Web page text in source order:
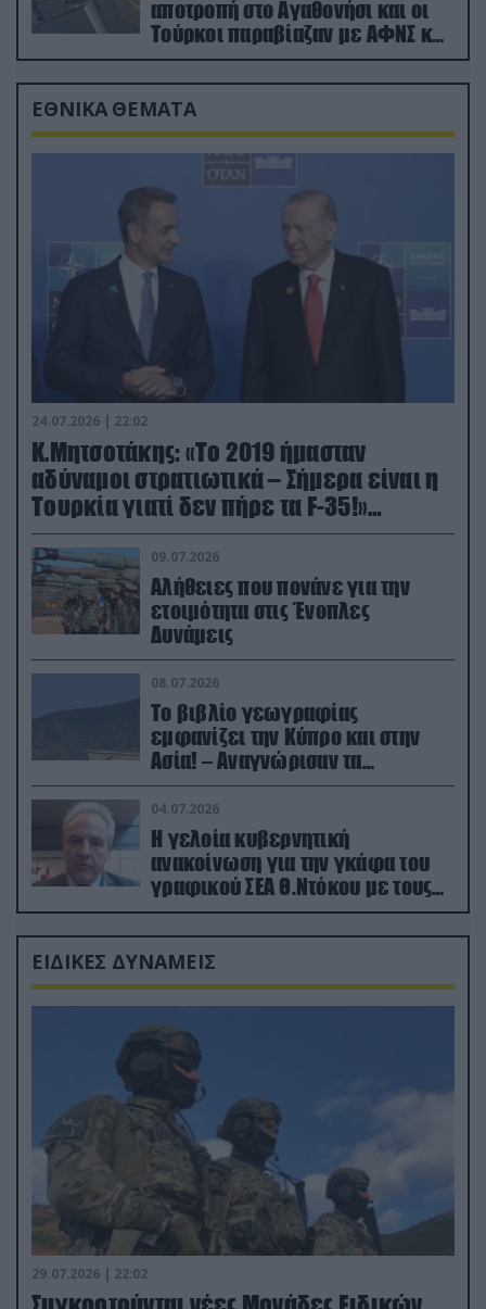
αποτροπή στο Αγαθονήσι και οι
Τούρκοι παραβίαζαν με ΑΦΝΣ και
drone
ΕΘΝΙΚΑ ΘΕΜΑΤΑ
24.07.2026 | 22:02
Κ.Μητσοτάκης: «Το 2019 ήμασταν
αδύναμοι στρατιωτικά – Σήμερα είναι η
Τουρκία γιατί δεν πήρε τα F-35!»
(βίντεο)
09.07.2026
Αλήθειες που πονάνε για την
ετοιμότητα στις Ένοπλες
Δυνάμεις
08.07.2026
Το βιβλίο γεωγραφίας
εμφανίζει την Κύπρο και στην
Ασία! – Αναγνώρισαν τα
κατεχόμενα; (φωτο)
04.07.2026
Η γελοία κυβερνητική
ανακοίνωση για την γκάφα του
γραφικού ΣΕΑ Θ.Ντόκου με τους
Ρώσους φαρσέρ
ΕΙΔΙΚΕΣ ΔΥΝΑΜΕΙΣ
29.07.2026 | 22:02